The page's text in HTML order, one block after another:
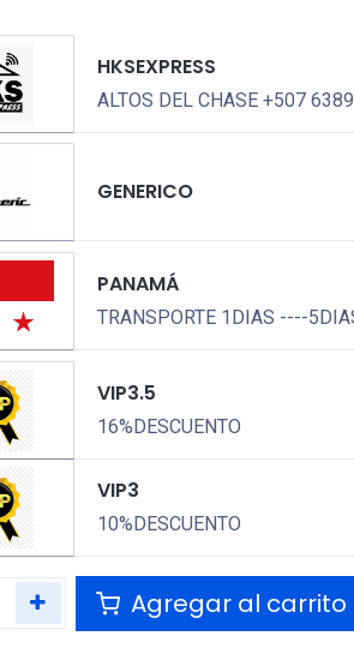
HKSEXPRESS
ALTOS DEL CHASE +507
GENERICO
PANAMÁ
TRANSPORTE 1DIAS ----
VIP3.5
16%DESCUENTO
VIP3
10%DESCUENTO
Agregar al carrito